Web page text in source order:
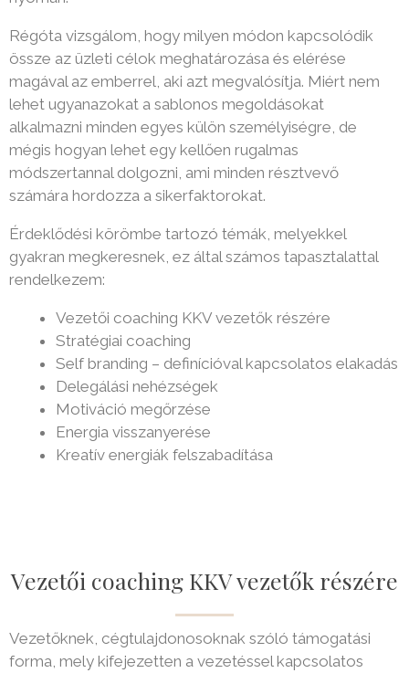
Régóta vizsgálom, hogy milyen módon kapcsolódik
össze az üzleti célok meghatározása és elérése
magával az emberrel, aki azt megvalósítja. Miért nem
lehet ugyanazokat a sablonos megoldásokat
alkalmazni minden egyes külön személyiségre, de
mégis hogyan lehet egy kellően rugalmas
módszertannal dolgozni, ami minden résztvevő
számára hordozza a sikerfaktorokat.
Érdeklődési körömbe tartozó témák, melyekkel
gyakran megkeresnek, ez által számos tapasztalattal
rendelkezem:
Vezetői coaching KKV vezetők részére
Stratégiai coaching
Self branding – definícióval kapcsolatos elakadás
Delegálási nehézségek
Motiváció megőrzése
Energia visszanyerése
Kreatív energiák felszabadítása
Vezetői coaching KKV vezetők részére
Vezetőknek, cégtulajdonosoknak szóló támogatási
forma, mely kifejezetten a vezetéssel kapcsolatos